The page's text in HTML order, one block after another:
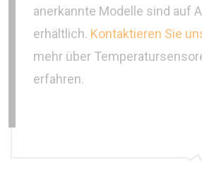
anerkannte Modelle sind auf
erhältlich. Kontaktieren Sie
mehr über
erfahren.